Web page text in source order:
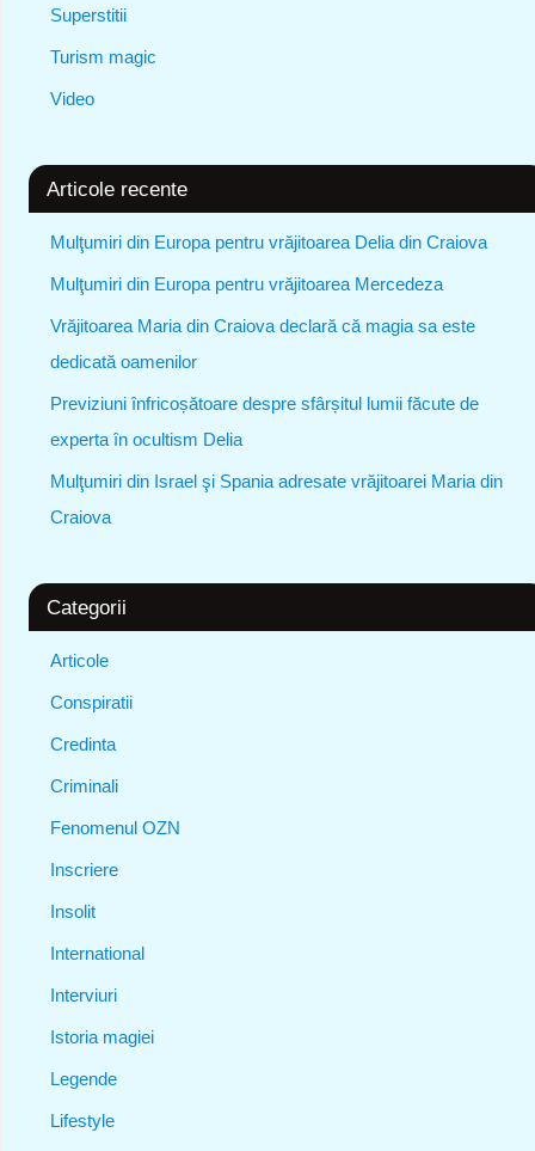
Superstitii
Turism magic
Video
Articole recente
Mulţumiri din Europa pentru vrăjitoarea Delia din Craiova
Mulţumiri din Europa pentru vrăjitoarea Mercedeza
Vrăjitoarea Maria din Craiova declară că magia sa este
dedicată oamenilor
Previziuni înfricoșătoare despre sfârșitul lumii făcute de
experta în ocultism Delia
Mulţumiri din Israel şi Spania adresate vrăjitoarei Maria din
Craiova
Categorii
Articole
Conspiratii
Credinta
Criminali
Fenomenul OZN
Inscriere
Insolit
International
Interviuri
Istoria magiei
Legende
Lifestyle